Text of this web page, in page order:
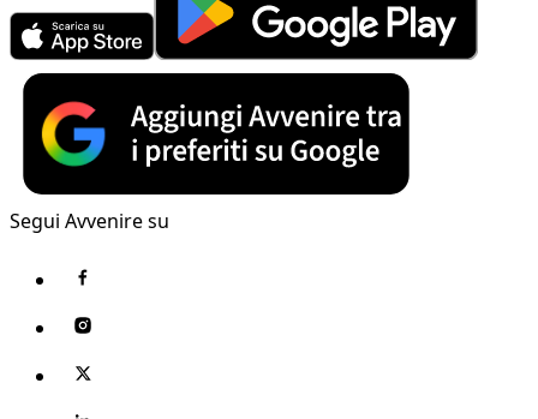
Segui Avvenire su